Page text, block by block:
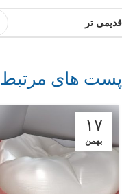
قدیمی تر
پست های مرتبط
۱۷
بهمن